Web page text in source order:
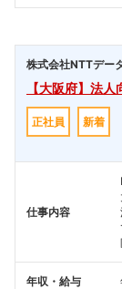
株式会社NTTデー
【大阪府】法
正社員 新着
仕事内容
年収・給与